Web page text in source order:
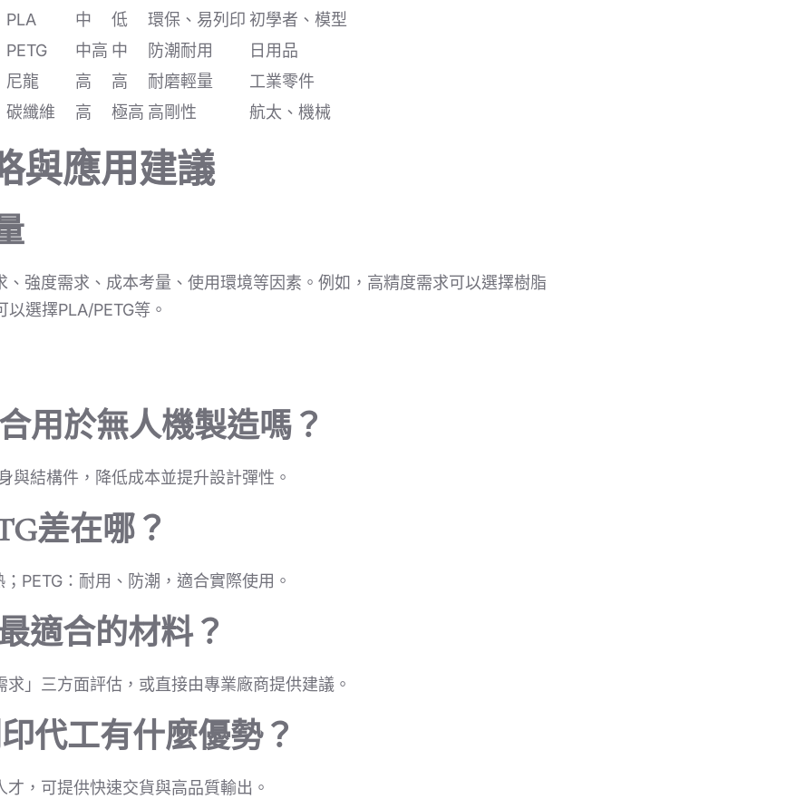
PLA
中 低 環保、易列印 初學者、模型
PETG
中高 中 防潮耐用
日用品
尼龍
高 高 耐磨輕量
工業零件
碳纖維
高 極高 高剛性 航太、機械
與應用建議
強度需求、成本考量、使用環境等因素。例如，高精度需求可以選擇樹脂
選擇PLA/PETG等。
用於無人機製造嗎？
與結構件，降低成本並提升設計彈性。
差在哪？
PETG：耐用、防潮，適合實際使用。
適合的材料？
」三方面評估，或直接由專業廠商提供建議。
代工有什麼優勢？
，可提供快速交貨與高品質輸出。